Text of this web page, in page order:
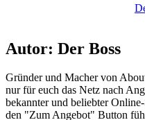
Autor: Der Boss
Gründer und Macher von
nur für euch das Netz nach
bekannter und beliebter
den "Zum Angebot" Button